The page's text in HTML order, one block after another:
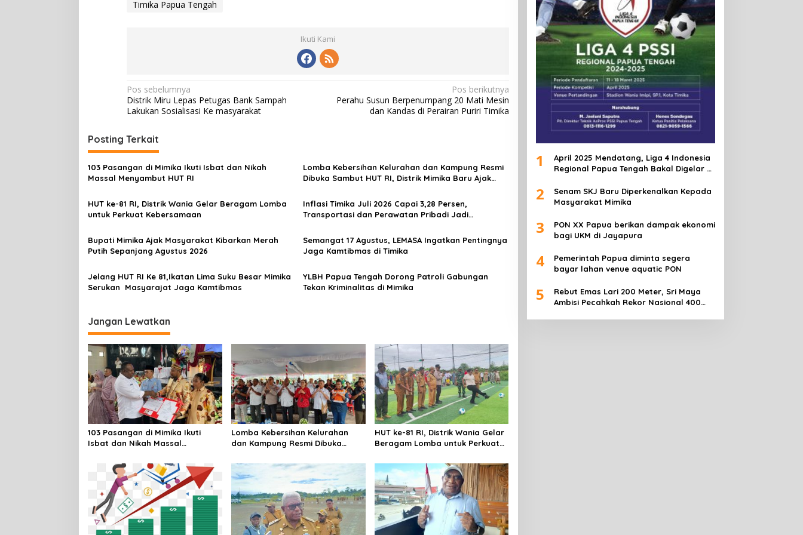
Timika Papua Tengah
Ikuti Kami
N
a
i
g
a
i
o
s
Pos sebelumnya
Distrik Miru Lepas Petugas Bank Sampah
Lakukan Sosialisasi Ke masyarakat
Pos berikutnya
Perahu Susun Berpenumpang 20 Mati Mesin
dan Kandas di Perairan Puriri Timika
Posting Terkait
103 Pasangan di Mimika Ikuti Isbat dan Nikah
Massal Menyambut HUT RI
Lomba Kebersihan Kelurahan dan Kampung Resmi
Dibuka Sambut HUT RI, Distrik Mimika Baru Ajak
HUT ke-81 RI, Distrik Wania Gelar Beragam Lomba
untuk Perkuat Kebersamaan
Inflasi Timika Juli 2026 Capai 3,28 Persen,
Transportasi dan Perawatan Pribadi Jadi
Bupati Mimika Ajak Masyarakat Kibarkan Merah
Putih Sepanjang Agustus 2026
Semangat 17 Agustus, LEMASA Ingatkan Pentingnya
Jaga Kamtibmas di Timika
Jelang HUT RI Ke 81,Ikatan Lima Suku Besar Mimika
Serukan Masyarajat Jaga Kamtibmas
YLBH Papua Tengah Dorong Patroli Gabungan
Tekan Kriminalitas di Mimika
Jangan Lewatkan
103 Pasangan di Mimika Ikuti
Isbat dan Nikah Massal
Lomba Kebersihan Kelurahan
dan Kampung Resmi Dibuka
Baru Ajak Warga Ubah
Kebiasaan Buang Sampah
HUT ke-81 RI, Distrik Wania Gelar
Beragam Lomba untuk Perkuat
1
April 2025 Mendatang, Liga 4 Indonesia
Regional Papua Tengah Bakal Digelar di
2
Senam SKJ Baru Diperkenalkan Kepada
Masyarakat Mimika
3
PON XX Papua berikan dampak ekonomi
bagi UKM di Jayapura
4
Pemerintah Papua diminta segera
bayar lahan venue aquatic PON
5
Rebut Emas Lari 200 Meter, Sri Maya
Ambisi Pecahkah Rekor Nasional 400